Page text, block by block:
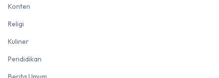
Konten
Religi
Kuliner
Pendidikan